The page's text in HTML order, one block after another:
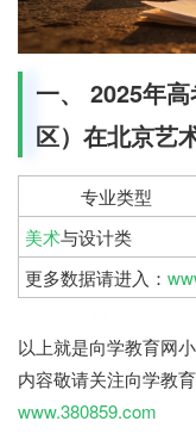
一、 2025年
区）在北京艺
专业类型
美术与设计类
更多数据请进入：
以上就是向学教育网
内容敬请关注向学教
www.380859.com